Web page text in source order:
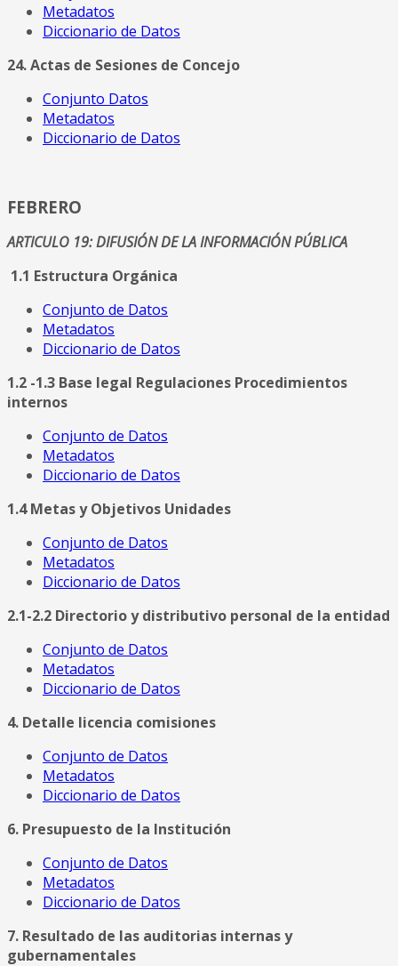
Metadatos
Diccionario de Datos
24. Actas de Sesiones de Concejo
Conjunto Datos
Metadatos
Diccionario de Datos
FEBRERO
ARTICULO 19: DIFUSIÓN DE LA INFORMACIÓN PÚBLICA
1.1 Estructura Orgánica
Conjunto de Datos
Metadatos
Diccionario de Datos
1.2 -1.3 Base legal Regulaciones Procedimientos
internos
Conjunto de Datos
Metadatos
Diccionario de Datos
1.4 Metas y Objetivos Unidades
Conjunto de Datos
Metadatos
Diccionario de Datos
2.1-2.2 Directorio y distributivo personal de la entidad
Conjunto de Datos
Metadatos
Diccionario de Datos
4. Detalle licencia comisiones
Conjunto de Datos
Metadatos
Diccionario de Datos
6. Presupuesto de la Institución
Conjunto de Datos
Metadatos
Diccionario de Datos
7. Resultado de las auditorias internas y
gubernamentales